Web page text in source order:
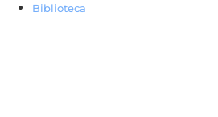
Biblioteca